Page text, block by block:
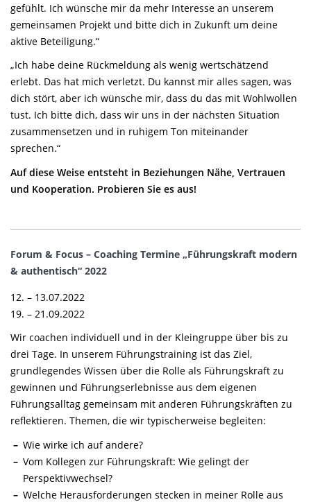
gefühlt. Ich wünsche mir da mehr Interesse an unserem
gemeinsamen Projekt und bitte dich in Zukunft um deine
aktive Beteiligung.“
„Ich habe deine Rückmeldung als wenig wertschätzend
erlebt. Das hat mich verletzt. Du kannst mir alles sagen, was
dich stört, aber ich wünsche mir, dass du das mit Wohlwollen
tust. Ich bitte dich, dass wir uns in der nächsten Situation
zusammensetzen und in ruhigem Ton miteinander
sprechen.“
Auf diese Weise entsteht in Beziehungen Nähe, Vertrauen
und Kooperation. Probieren Sie es aus!
Forum & Focus – Coaching Termine „Führungskraft modern
& authentisch“ 2022
12. – 13.07.2022
19. – 21.09.2022
Wir coachen individuell und in der Kleingruppe über bis zu
drei Tage. In unserem Führungstraining ist das Ziel,
grundlegendes Wissen über die Rolle als Führungskraft zu
gewinnen und Führungserlebnisse aus dem eigenen
Führungsalltag gemeinsam mit anderen Führungskräften zu
reflektieren. Themen, die wir typischerweise begleiten:
Wie wirke ich auf andere?
Vom Kollegen zur Führungskraft: Wie gelingt der
Perspektivwechsel?
Welche Herausforderungen stecken in meiner Rolle aus